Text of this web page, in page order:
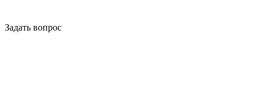
Задать вопрос